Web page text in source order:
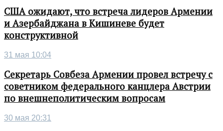
США ожидают, что встреча лидеров Армении
и Азербайджана в Кишиневе будет
конструктивной
31 мая 10:04
Секретарь Совбеза Армении провел встречу с
советником федерального канцлера Австрии
по внешнеполитическим вопросам
30 мая 20:31